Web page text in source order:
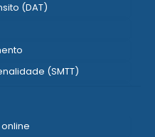
(DAT)
(SMTT)